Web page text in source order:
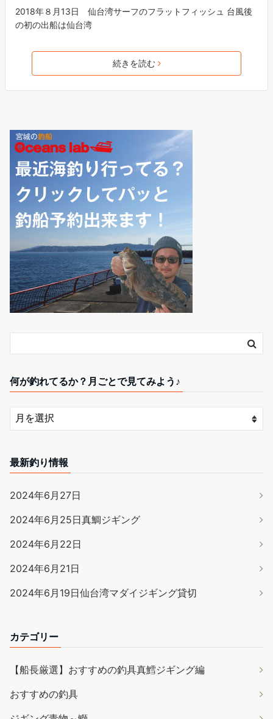
2018年８月13日 仙台湾サーフのフラットフィッシュ 台風後
の初の出船は仙台湾
続きを読む
何が釣れてるか？月ごとで見てみよう♪
最新釣り情報
2024年6月27日
2024年6月25日真鯛ジギング
2024年6月22日
2024年6月21日
2024年6月19日仙台湾マダイジギング貸切
カテゴリー
【船長厳選】おすすめの釣具真鱈ジギング編
おすすめの釣具